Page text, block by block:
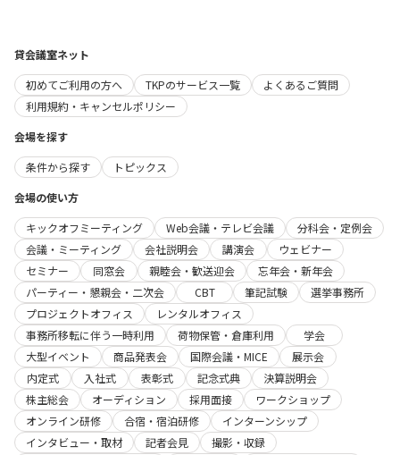
貸会議室ネット
初めてご利用の方へ
TKPのサービス一覧
よくあるご質問
利用規約・キャンセルポリシー
会場を探す
条件から探す
トピックス
会場の使い方
キックオフミーティング
Web会議・テレビ会議
分科会・定例会
会議・ミーティング
会社説明会 講演会
ウェビナー
セミナー
同窓会 親睦会・歓送迎会
忘年会・新年会
パーティー・懇親会・二次会
CBT 筆記試験
選挙事務所
プロジェクトオフィス
レンタルオフィス
事務所移転に伴う一時利用
荷物保管・倉庫利用
学会
大型イベント
商品発表会 国際会議・MICE
展示会
内定式
入社式 表彰式 記念式典
決算説明会
株主総会
オーディション 採用面接
ワークショップ
オンライン研修
合宿・宿泊研修
インターンシップ
インタビュー・取材
記者会見
撮影・収録